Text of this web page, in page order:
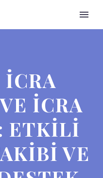
İCRA
İCRA
ETKILI
VE